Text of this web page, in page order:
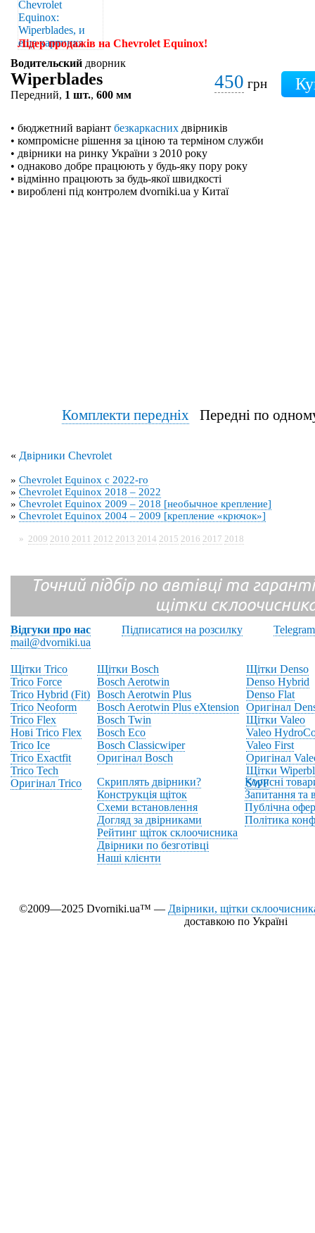
Лідер продажів на Chevrolet Equinox!
Водительский дворник
Wiperblades
Передний, 1 шт., 600 мм
450 грн
• бюджетний варіант безкаркасних двірників
• компромісне рішення за ціною та терміном служби
• двірники на ринку України з 2010 року
• однаково добре працюють у будь-яку пору року
• відмінно працюють за будь-якої швидкості
• вироблені під контролем dvorniki.ua у Китаї
Комплекти передніхПередні по
« Двірники Chevrolet
» Chevrolet Equinox с 2022-го
» Chevrolet Equinox 2018 – 2022
» Chevrolet Equinox 2009 – 2018 [необычное крепление]
» Chevrolet Equinox 2004 – 2009 [крепление «крючок»]
» 2009 2010 2011 2012 2013 2014 2015 2016 2017 2018
Точний підбір по автівці та
щітки
Відгуки про нас Підписатися на розсилку
Telegram
mail@dvorniki.ua
Щітки Trico
Trico Force
Trico Hybrid (Fit)
Trico Neoform
Trico Flex
Нові Trico Flex
Trico Ice
Trico Exactfit
Trico Tech
Оригінал Trico
Щітки Bosch
Bosch Aerotwin
Bosch Aerotwin Plus
Bosch Aerotwin Plus eXtension
Bosch Twin
Bosch Eco
Bosch Classicwiper
Оригінал Bosch
Щітки Denso
Denso Hybrid
Denso Flat
Оригінал
Щітки Valeo
Valeo
Valeo First
Оригінал
Щітки
SWF
Скриплять двірники?
Конструкція щіток
Схеми встановлення
Догляд за двірниками
Рейтинг щіток склоочисника
Двірники по безготівці
Наші клієнти
Корисні
Запитання та
Публічна
Політика
©2009—2025 Dvorniki.ua™ — Двірники, щітки
доставкою по Україні